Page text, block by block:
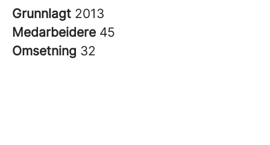
Grunnlagt 2013
Medarbeidere 45
Omsetning 32